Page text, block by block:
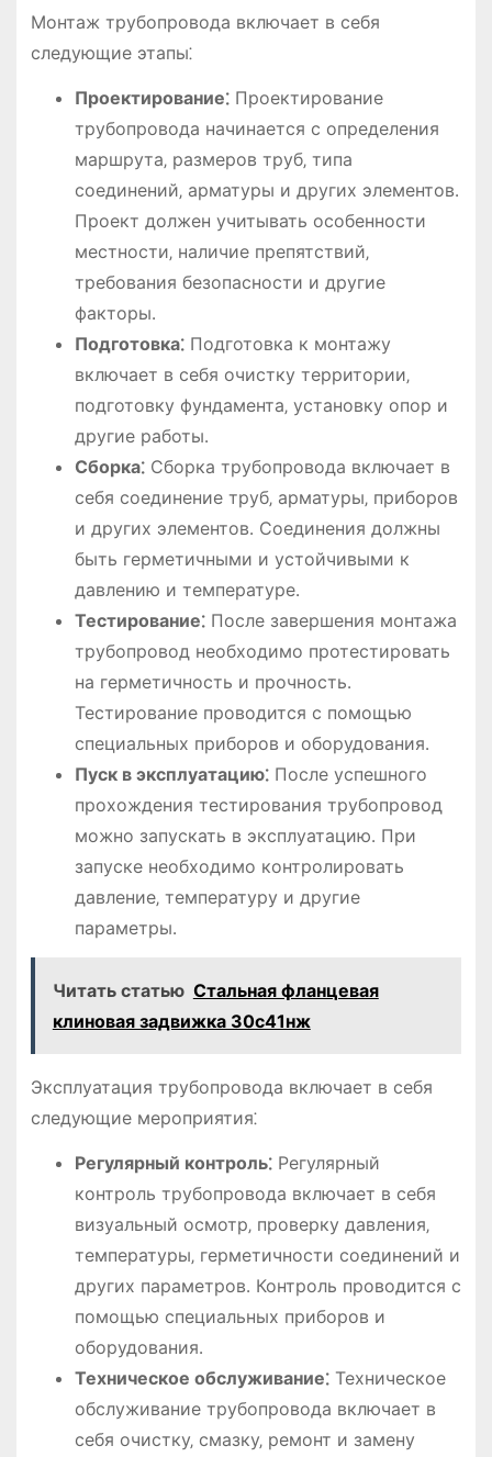
Монтаж трубопровода включает в себя
следующие этапы⁚
Проектирование⁚Проектирование
трубопровода начинается с определения
маршрута‚ размеров труб‚ типа
соединений‚ арматуры и других элементов․
Проект должен учитывать особенности
местности‚ наличие препятствий‚
требования безопасности и другие
факторы․
Подготовка⁚Подготовка к монтажу
включает в себя очистку территории‚
подготовку фундамента‚ установку опор и
другие работы․
Сборка⁚Сборка трубопровода включает в
себя соединение труб‚ арматуры‚ приборов
и других элементов․ Соединения должны
быть герметичными и устойчивыми к
давлению и температуре․
Тестирование⁚После завершения монтажа
трубопровод необходимо протестировать
на герметичность и прочность․
Тестирование проводится с помощью
специальных приборов и оборудования․
Пуск в эксплуатацию⁚После успешного
прохождения тестирования трубопровод
можно запускать в эксплуатацию․ При
запуске необходимо контролировать
давление‚ температуру и другие
параметры․
Читать статью Стальная фланцевая
клиновая задвижка 30с41нж
Эксплуатация трубопровода включает в себя
следующие мероприятия⁚
Регулярный контроль⁚Регулярный
контроль трубопровода включает в себя
визуальный осмотр‚ проверку давления‚
температуры‚ герметичности соединений и
других параметров․ Контроль проводится с
помощью специальных приборов и
оборудования․
Техническое обслуживание⁚Техническое
обслуживание трубопровода включает в
себя очистку‚ смазку‚ ремонт и замену